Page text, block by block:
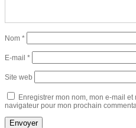
Nom *
E-mail *
Site web
Enregistrer mon nom, mon e-mail et
navigateur pour mon prochain